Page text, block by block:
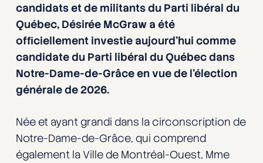
candidats et de militants du Parti libéral du
Québec, Désirée McGraw a été
ofﬁciellement investie aujourd’hui comme
candidate du Parti libéral du Québec dans
Notre-Dame-de-Grâce en vue de l’élection
générale de 2026.
Née et ayant grandi dans la circonscription de
Notre-Dame-de-Grâce, qui comprend
également la Ville de Montréal-Ouest, Mme